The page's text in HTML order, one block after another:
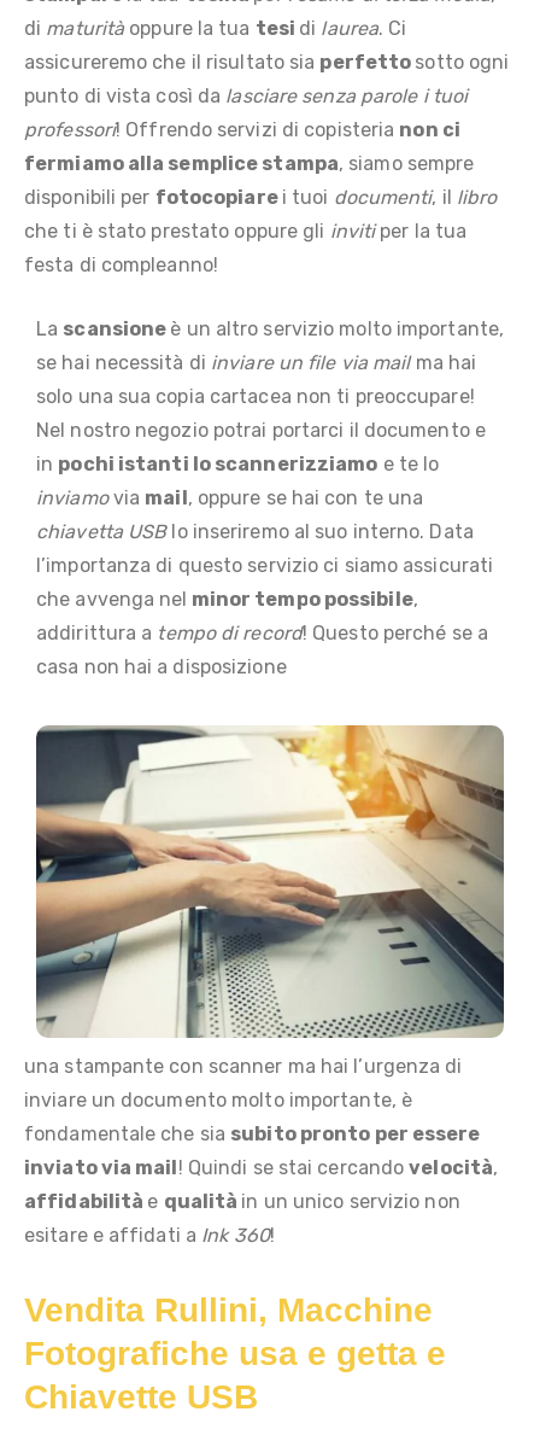
di maturità oppure la tua tesi di laurea. Ci
assicureremo che il risultato sia perfetto sotto ogni
punto di vista così da lasciare senza parole i tuoi
professori! Offrendo servizi di copisteria non ci
fermiamo alla semplice stampa, siamo sempre
disponibili per fotocopiare i tuoi documenti, il libro
che ti è stato prestato oppure gli invitiper la tua
festa di compleanno!
La scansione è un altro servizio molto importante,
se hai necessità di inviare un file via mail ma hai
solo una sua copia cartacea non ti preoccupare!
Nel nostro negozio potrai portarci il documento e
in pochi istanti lo scannerizziamo e te lo
inviamovia mail, oppure se hai con te una
chiavetta USBlo inseriremo al suo interno. Data
l’importanza di questo servizio ci siamo assicurati
che avvenga nel minor tempo possibile,
addirittura a tempo di record! Questo perché se a
casa non hai a disposizione
una stampante con scanner ma hai l’urgenza di
inviare un documento molto importante, è
fondamentale che sia subito pronto per essere
inviato via mail! Quindi se stai cercandovelocità,
affidabilità e qualità in un unico servizio non
esitare e affidati a Ink 360!
Vendita Rullini, Macchine
Fotografiche usa e getta e
Chiavette USB